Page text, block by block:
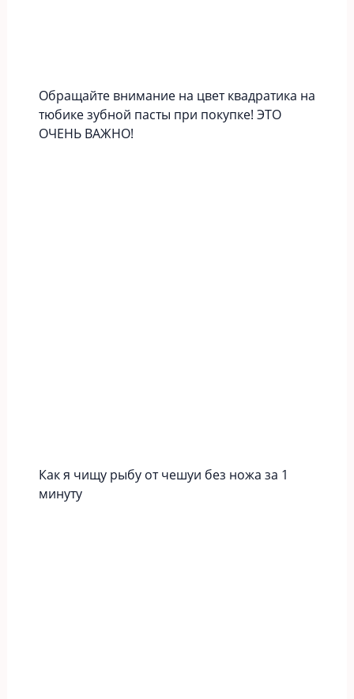
Обращайте внимание на цвет квадратика на
тюбике зубной пасты при покупке! ЭТО
ОЧЕНЬ ВАЖНО!
Как я чищу рыбу от чешуи без ножа за 1
минуту